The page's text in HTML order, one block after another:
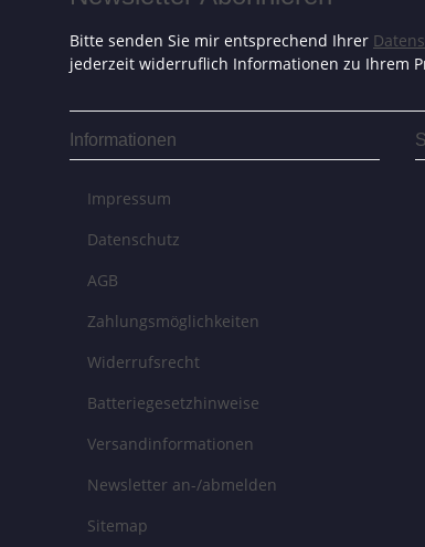
Bitte senden Sie mir entsprechend Ihrer
jederzeit widerruflich Informationen zu Ihrem
Informationen
Impressum
Datenschutz
AGB
Zahlungsmöglichkeiten
Widerrufsrecht
Batteriegesetzhinweise
Versandinformationen
Newsletter an-/abmelden
Sitemap